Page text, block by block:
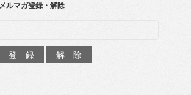
メルマガ登録・解除